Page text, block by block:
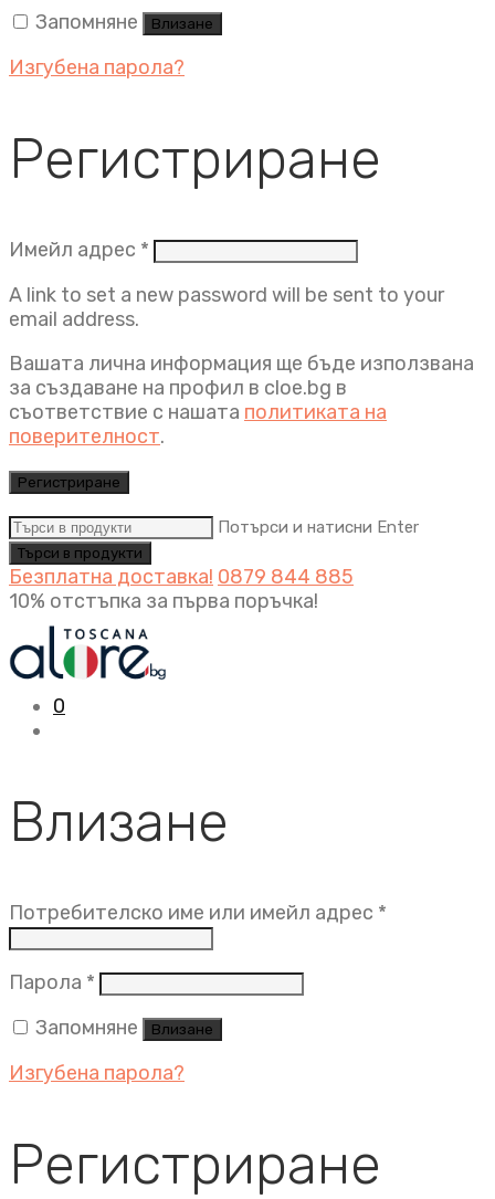
Запомняне
Влизане
Изгубена парола?
Регистриране
Имейл адрес * Задължително
A link to set a new password will be sent to your
email address.
Вашата лична информация ще бъде използвана
за създаване на профил в cloe.bg в
съответствие с нашата политиката на
поверителност.
Регистриране
Потърси и натисни Enter
Безплатна доставка! 0879 844 885
10% отстъпка за първа поръчка!
0
Влизане
Потребителско име или имейл адрес *
Парола * Задължително
Запомняне
Влизане
Изгубена парола?
Регистриране